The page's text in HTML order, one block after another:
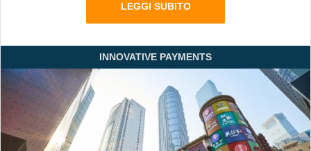
LEGGI SUBITO
INNOVATIVE PAYMENTS